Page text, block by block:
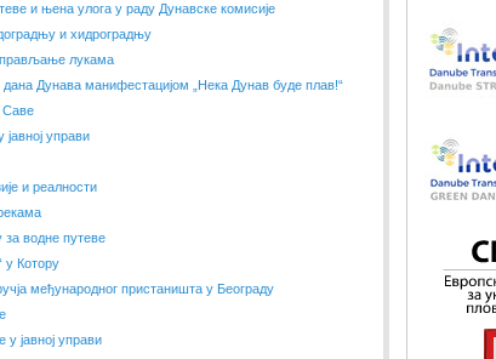
и њена улога у раду Дунавске комисије
и хидроградњу
лукама
Дунава манифестацијом „Нека Дунав буде плав!“
Саве
управи
и реалности
за водне путеве
у Котору
међународног пристаништа у Београду
јавној управи